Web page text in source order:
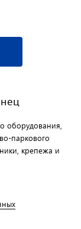
оборудования,
паркового
крепежа и